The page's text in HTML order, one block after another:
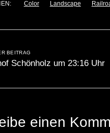
Color Landscape
BEITRAG
Schönholz um 23:16 Uhr
einen